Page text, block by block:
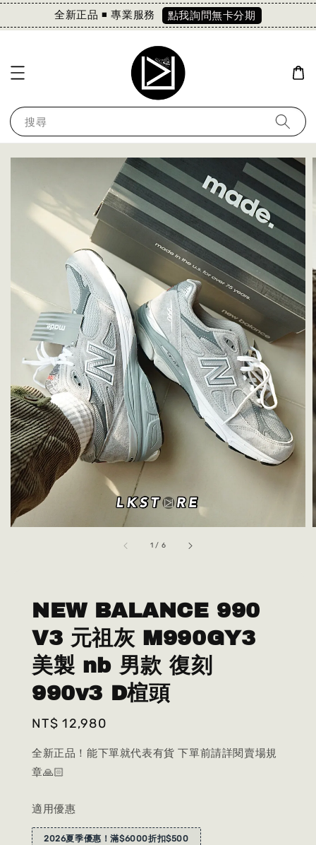
全新正品 ◾️ 專業服務 點我詢問無卡分期
搜尋
1 / 6
NEW BALANCE 990
V3 元祖灰 M990GY3
美製 nb 男款 復刻
990v3 D楦頭
Regular
NT$ 12,980
全新正品！能下單就代表有貨 下單前請詳閱賣場規
章🙏🏻
適用優惠
2026夏季優惠！滿$6000折扣$500